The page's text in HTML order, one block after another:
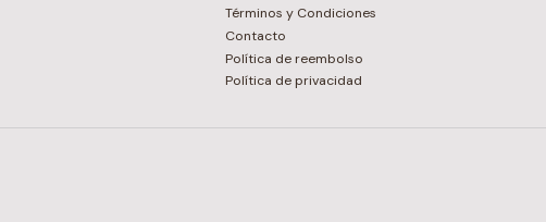
Términos y Condiciones
Contacto
Política de reembolso
Política de privacidad